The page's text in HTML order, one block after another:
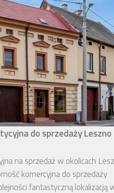
do sprzedaży Leszno
na sprzedaż w okolicach
komercyjna do sprzedaży
fantastyczną lokalizacją